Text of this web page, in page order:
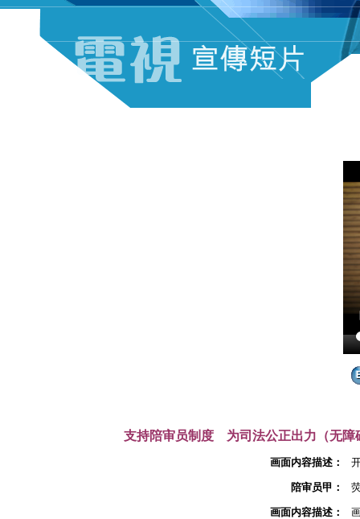
支持陪审员制度 为司法公正出力（无障
画面内容描述：
陪审员甲：
画面内容描述：